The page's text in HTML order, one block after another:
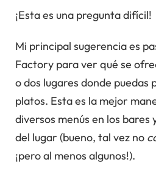
¡Esta es una pregunta difícil!
Mi principal sugerencia es
Factory para ver qué se
o dos lugares donde puedas
platos. Esta es la mejor
diversos menús en los bares
del lugar (bueno, tal vez no
¡pero al menos algunos!).